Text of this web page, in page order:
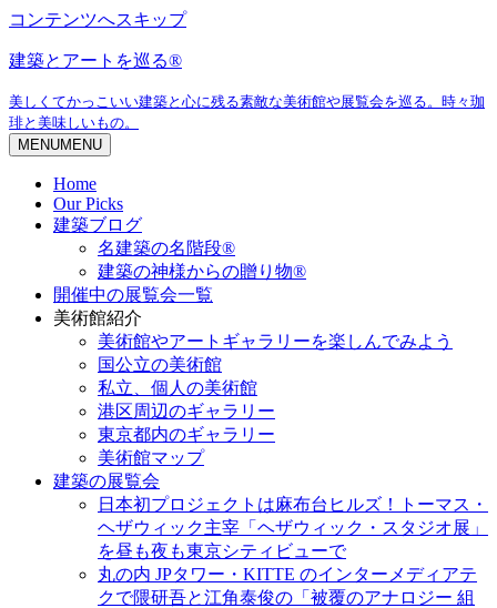
コンテンツへスキップ
建築とアートを巡る®
美しくてかっこいい建築と心に残る素敵な美術館や展覧会を巡る。時々珈
琲と美味しいもの。
MENUMENU
Home
Our Picks
建築ブログ
名建築の名階段®
建築の神様からの贈り物®
開催中の展覧会一覧
美術館紹介
美術館やアートギャラリーを楽しんでみよう
国公立の美術館
私立、個人の美術館
港区周辺のギャラリー
東京都内のギャラリー
美術館マップ
建築の展覧会
日本初プロジェクトは麻布台ヒルズ！トーマス・
ヘザウィック主宰「ヘザウィック・スタジオ展」
を昼も夜も東京シティビューで
丸の内 JPタワー・KITTE のインターメディアテ
クで隈研吾と江角泰俊の「被覆のアナロジー 組